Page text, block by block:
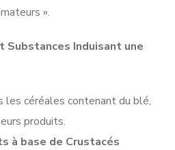
».
Induisant une
les céréales contenant du blé,
produits.
à base de Crustacés